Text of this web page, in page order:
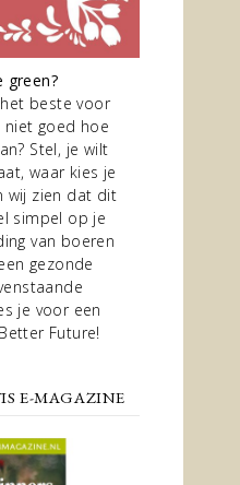
green?
beste voor
niet goed hoe
Stel, je wilt
waar kies je
wij zien dat dit
simpel op je
van boeren
gezonde
je voor een
Future!
E-MAGAZINE